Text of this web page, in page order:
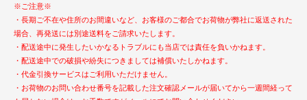
※ご注意※
・長期ご不在や住所のお間違いなど、お客様のご都合でお荷物が弊社に返送された
場合、再発送には別途送料をご請求いたします。
・配送途中に発生したいかなるトラブルにも当店では責任を負いかねます。
・配送途中での破損や紛失につきましては補償いたしかねます。
・代金引換サービスはご利用いただけません。
・お荷物のお問い合わせ番号を記載した注文確認メールが届いてから一週間経って